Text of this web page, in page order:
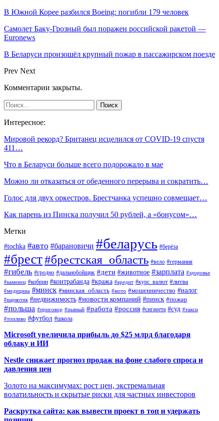
В Южной Корее разбился Boeing: погибли 179 человек
Самолет Баку-Грозный был поражен российской ракетой —
Euronews
В Беларуси произошёл крупный пожар в пассажирском поезде
Prev Next
Комментарии закрыты.
Интересное:
Мировой рекорд? Британец исцелился от COVID-19 спустя
411…
Что в Беларуси больше всего подорожало в мае
Можно ли отказаться от обеденного перерыва и сократить…
Голос для двух оркестров. Брестчанка успешно совмещает…
Как парень из Пинска получил 50 рублей, а «бонусом»…
Метки
#tochka #авто #барановичи #беларусь #берёза
#брест#брестская_область #вело #германия
#гибель #гродно #дальнобойщик #дети #животное #зарплата #здоровье
#каменец #кобрин #контрабанда #кража #кредит #курс_валют #литва
#медицина #минск #минская_область #мото #мошенничество #налог
#наркотик #недвижимость #новости компаний #пинск #пожар
#польша #приговор #пьяный #работа #россия #сигарета #суд #такси
#топливо #футбол #школа
Microsoft увеличила прибыль до $25 млрд благодаря
облаку и ИИ
Nestle снижает прогноз продаж на фоне слабого спроса и
давления цен
Золото на максимумах: рост цен, экстремальная
волатильность и скрытые риски для частных инвесторов
Раскрутка сайта: как вывести проект в топ и удержать